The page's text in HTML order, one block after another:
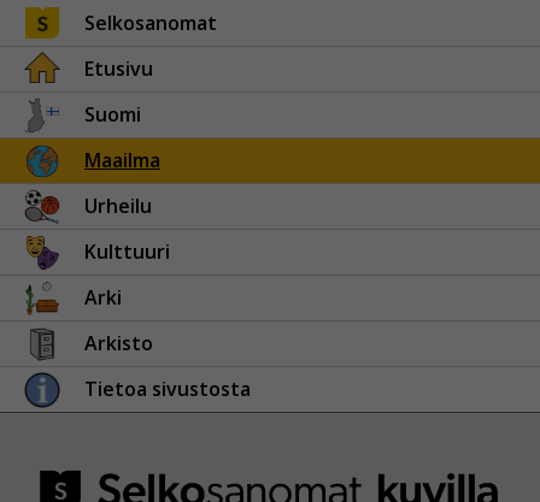
Selkosanomat
Etusivu
Suomi
Maailma
Urheilu
Kulttuuri
Arki
Arkisto
Tietoa sivustosta